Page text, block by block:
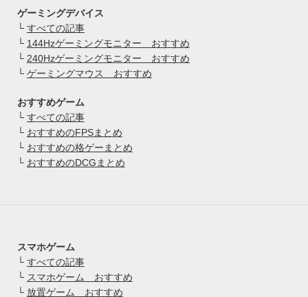
ゲーミングデバイス
└ すべての記事
└ 144Hzゲーミングモニター おすすめ
└ 240Hzゲーミングモニター おすすめ
└ ゲーミングマウス おすすめ
おすすめゲーム
└ すべての記事
└ おすすめのFPSまとめ
└ おすすめの格ゲーまとめ
└ おすすめのDCGまとめ
スマホゲーム
└ すべての記事
└ スマホゲーム おすすめ
└ 放置ゲーム おすすめ